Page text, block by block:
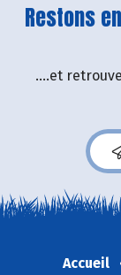
Restons
....et
Accueil